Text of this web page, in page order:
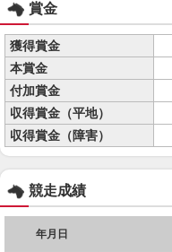
賞金
獲得賞金
本賞金
付加賞金
収得賞金（平地）
収得賞金（障害）
競走成績
年月日